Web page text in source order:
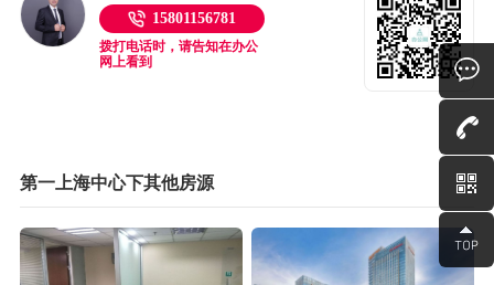
15801156781
拨打电话时，请告知在办公
网上看到
第一上海中心下其他房源